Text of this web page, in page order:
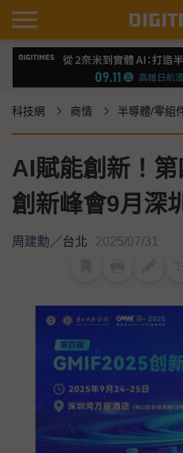
科技網 商情 半導體/零組
AI賦能創新！
創新峰會9月深
周建勳／台北 2025/07/31